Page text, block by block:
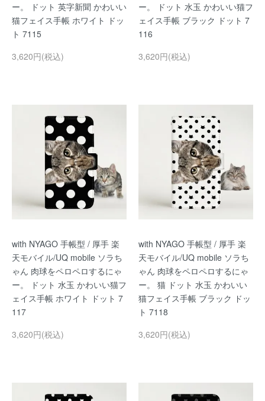
ー。 ドット 英字新聞 かわいい
猫フェイス手帳 ホワイト ドッ
ト 7115
3,620円(税込)
ー。 ドット 水玉 かわいい猫フ
ェイス手帳 ブラック ドット 7
116
3,620円(税込)
with NYAGO 手帳型 / 厚手 楽
天モバイル/UQ mobile ソラち
ゃん 肉球をペロペロするにゃ
ー。 ドット 水玉 かわいい猫フ
ェイス手帳 ホワイト ドット 7
117
3,620円(税込)
with NYAGO 手帳型 / 厚手 楽
天モバイル/UQ mobile ソラち
ゃん 肉球をペロペロするにゃ
ー。 猫 ドット 水玉 かわいい
猫フェイス手帳 ブラック ドッ
ト 7118
3,620円(税込)